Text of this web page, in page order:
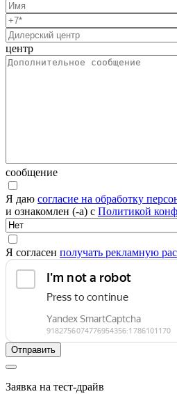
центр
сообщение
Я даю согласие на обработку
и ознакомлен (-а) с Политикой
Я согласен получать рекламную
Заявка на тест-драйв